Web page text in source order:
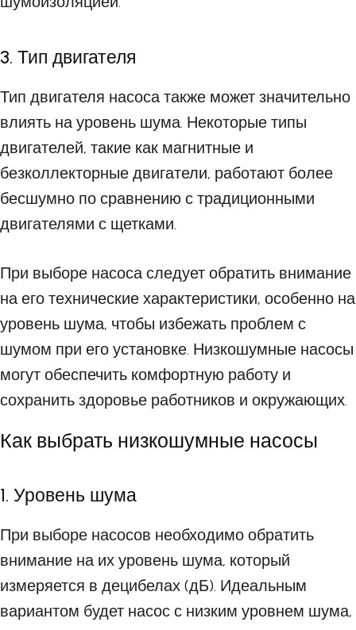
3. Тип двигателя
Тип двигателя насоса также может значительно
влиять на уровень шума. Некоторые типы
двигателей, такие как магнитные и
безколлекторные двигатели, работают более
бесшумно по сравнению с традиционными
двигателями с щетками.
При выборе насоса следует обратить внимание
на его технические характеристики, особенно на
уровень шума, чтобы избежать проблем с
шумом при его установке. Низкошумные насосы
могут обеспечить комфортную работу и
сохранить здоровье работников и окружающих.
Как выбрать низкошумные насосы
1. Уровень шума
При выборе насосов необходимо обратить
внимание на их уровень шума, который
измеряется в децибелах (дБ). Идеальным
вариантом будет насос с низким уровнем шума,